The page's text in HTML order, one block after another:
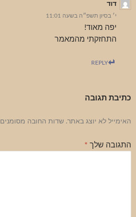
דוד
י׳ בסיון תשפ״ה בשעה 11:01
יפה מאוד!
התחזקתי מהמאמר
REPLY
כתיבת תגובה
האימייל לא יוצג באתר. שדות החובה מסומנים
התגובה שלך *